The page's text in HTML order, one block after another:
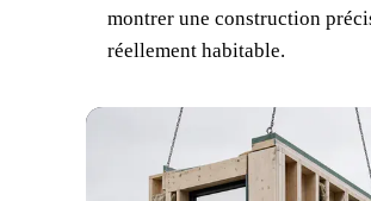
montrer une construction
réellement habitable.